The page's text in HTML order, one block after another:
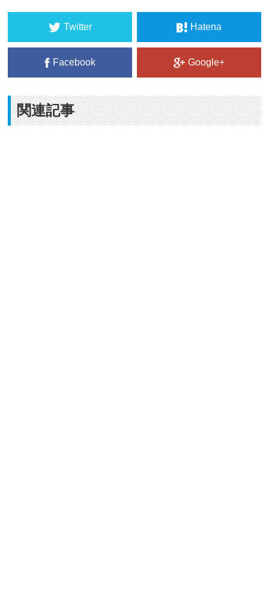
Twitter Hatena
Facebook Google+
関連記事